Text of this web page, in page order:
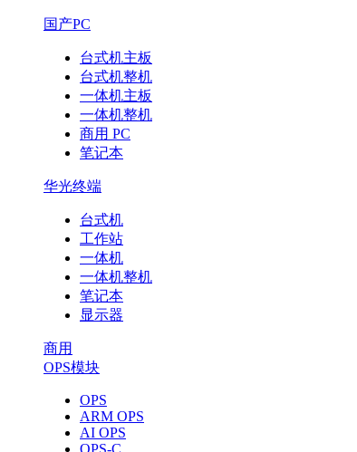
国产PC
台式机主板
台式机整机
一体机主板
一体机整机
商用 PC
笔记本
华光终端
台式机
工作站
一体机
一体机整机
笔记本
显示器
商用
OPS模块
OPS
ARM OPS
AI OPS